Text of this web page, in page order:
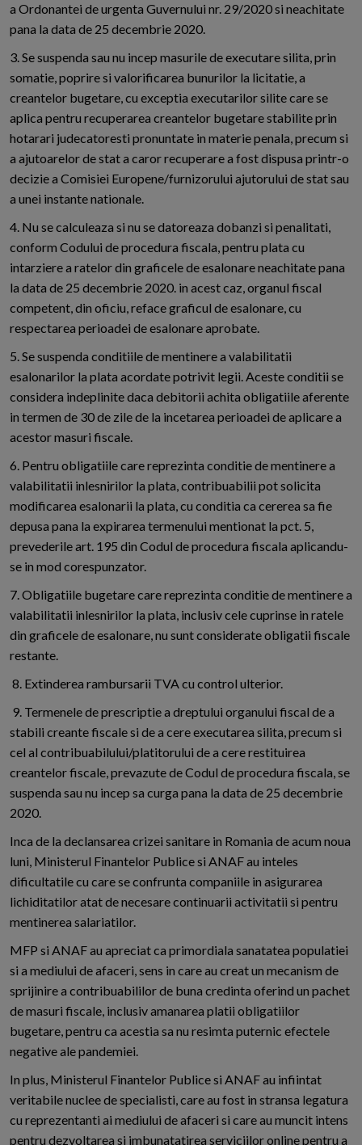
a Ordonantei de urgenta Guvernului nr. 29/2020 si neachitate
pana la data de 25 decembrie 2020.
3. Se suspenda sau nu incep masurile de executare silita, prin
somatie, poprire si valorificarea bunurilor la licitatie, a
creantelor bugetare, cu exceptia executarilor silite care se
aplica pentru recuperarea creantelor bugetare stabilite prin
hotarari judecatoresti pronuntate in materie penala, precum si
a ajutoarelor de stat a caror recuperare a fost dispusa printr-o
decizie a Comisiei Europene/furnizorului ajutorului de stat sau
a unei instante nationale.
4. Nu se calculeaza si nu se datoreaza dobanzi si penalitati,
conform Codului de procedura fiscala, pentru plata cu
intarziere a ratelor din graficele de esalonare neachitate pana
la data de 25 decembrie 2020. in acest caz, organul fiscal
competent, din oficiu, reface graficul de esalonare, cu
respectarea perioadei de esalonare aprobate.
5. Se suspenda conditiile de mentinere a valabilitatii
esalonarilor la plata acordate potrivit legii. Aceste conditii se
considera indeplinite daca debitorii achita obligatiile aferente
in termen de 30 de zile de la incetarea perioadei de aplicare a
acestor masuri fiscale.
6. Pentru obligatiile care reprezinta conditie de mentinere a
valabilitatii inlesnirilor la plata, contribuabilii pot solicita
modificarea esalonarii la plata, cu conditia ca cererea sa fie
depusa pana la expirarea termenului mentionat la pct. 5,
prevederile art. 195 din Codul de procedura fiscala aplicandu-
se in mod corespunzator.
7. Obligatiile bugetare care reprezinta conditie de mentinere a
valabilitatii inlesnirilor la plata, inclusiv cele cuprinse in ratele
din graficele de esalonare, nu sunt considerate obligatii fiscale
restante.
8. Extinderea rambursarii TVA cu control ulterior.
9. Termenele de prescriptie a dreptului organului fiscal de a
stabili creante fiscale si de a cere executarea silita, precum si
cel al contribuabilului/platitorului de a cere restituirea
creantelor fiscale, prevazute de Codul de procedura fiscala, se
suspenda sau nu incep sa curga pana la data de 25 decembrie
2020.
Inca de la declansarea crizei sanitare in Romania de acum noua
luni, Ministerul Finantelor Publice si ANAF au inteles
dificultatile cu care se confrunta companiile in asigurarea
lichiditatilor atat de necesare continuarii activitatii si pentru
mentinerea salariatilor.
MFP si ANAF au apreciat ca primordiala sanatatea populatiei
si a mediului de afaceri, sens in care au creat un mecanism de
sprijinire a contribuabililor de buna credinta oferind un pachet
de masuri fiscale, inclusiv amanarea platii obligatiilor
bugetare, pentru ca acestia sa nu resimta puternic efectele
negative ale pandemiei.
In plus, Ministerul Finantelor Publice si ANAF au infiintat
veritabile nuclee de specialisti, care au fost in stransa legatura
cu reprezentanti ai mediului de afaceri si care au muncit intens
pentru dezvoltarea si imbunatatirea serviciilor online pentru a